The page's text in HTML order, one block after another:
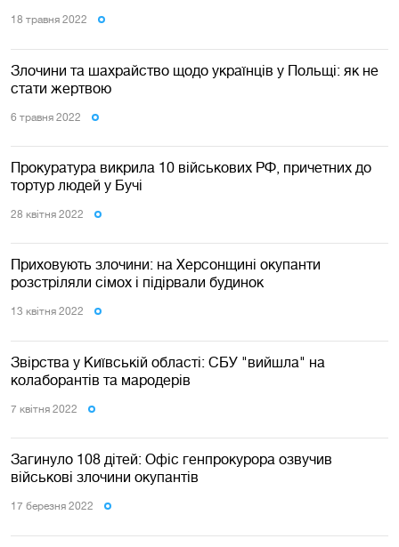
18 травня 2022
Злочини та шахрайство щодо українців у Польщі: як не
стати жертвою
6 травня 2022
Прокуратура викрила 10 військових РФ, причетних до
тортур людей у Бучі
28 квiтня 2022
Приховують злочини: на Херсонщині окупанти
розстріляли сімох і підірвали будинок
13 квiтня 2022
Звірства у Київській області: СБУ "вийшла" на
колаборантів та мародерів
7 квiтня 2022
Загинуло 108 дітей: Офіс генпрокурора озвучив
військові злочини окупантів
17 березня 2022